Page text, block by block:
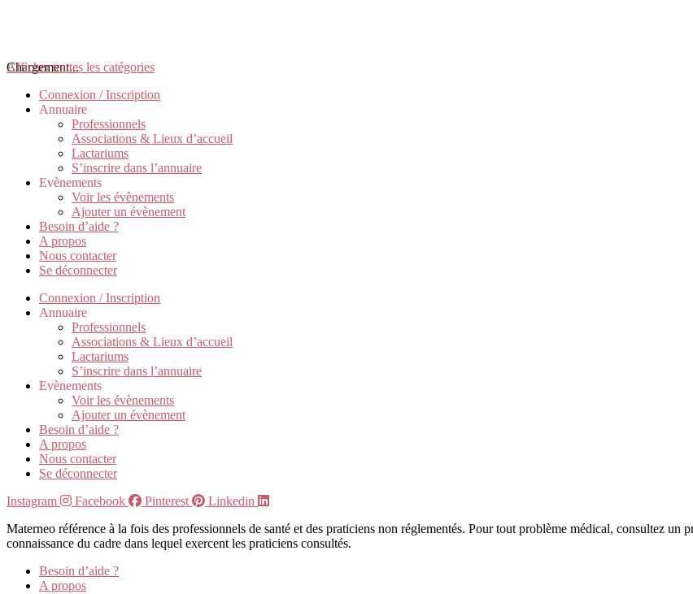
Chargement...
Afficher toutes les catégories
Connexion / Inscription
Annuaire
Professionnels
Associations & Lieux d’accueil
Lactariums
S’inscrire dans l’annuaire
Evènements
Voir les évènements
Ajouter un évènement
Besoin d’aide ?
A propos
Nous contacter
Se déconnecter
Connexion / Inscription
Annuaire
Professionnels
Associations & Lieux d’accueil
Lactariums
S’inscrire dans l’annuaire
Evènements
Voir les évènements
Ajouter un évènement
Besoin d’aide ?
A propos
Nous contacter
Se déconnecter
Instagram
Facebook Pinterest
Linkedin
Materneo référence à la fois des professionnels de santé et des praticiens non réglementés. Pour tout problème médical, consultez
connaissance du cadre dans lequel exercent les praticiens consultés.
Besoin d’aide ?
A propos